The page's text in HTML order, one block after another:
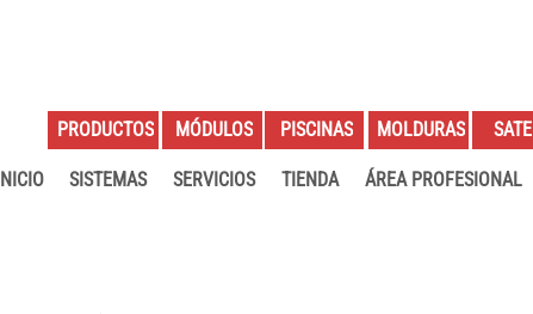
INICIO SISTEMAS SERVICIOS TIENDA ÁREA PROFESIONAL
PRODUCTOS MÓDULOS PISCINAS MOLDURAS SATE